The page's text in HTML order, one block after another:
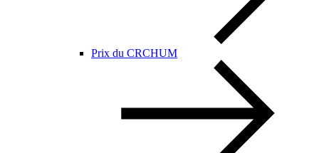
Prix du CRCHUM